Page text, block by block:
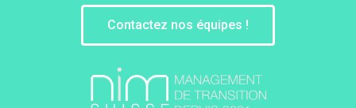
Contactez nos équipes !